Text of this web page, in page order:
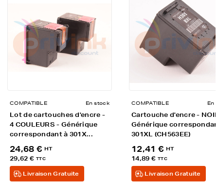
COMPATIBLE En stock
Lot de cartouches d'encre -
4 COULEURS - Générique
correspondant à 301X...
24,68 € HT
29,62 € TTC
Livraison Gratuite
COMPATIBLE En
Cartouche d'encre -
Générique
301XL (CH563EE)
12,41 € HT
14,89 € TTC
Livraison Gratuite